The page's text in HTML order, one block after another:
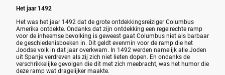
Het jaar 1492
Het was het jaar 1492 dat de grote ontdekkingsreiziger Columbus
Amerika ontdekte. Ondanks dat zijn ontdekking een regelrechte ramp
voor de inheemse bevolking is geweest gaat Columbus niet als barbaar
de geschiedenisboeken in. Dit geldt evenmin voor de ramp die het
Joodse volk in dat jaar overkwam. In 1492 werden namelijk alle Joden
uit Spanje verdreven als zij zich niet lieten dopen. En ondanks de
verschrikkelijke gevolgen die dit met zich meebracht, was het humor die
deze ramp wat dragelijker maakte.